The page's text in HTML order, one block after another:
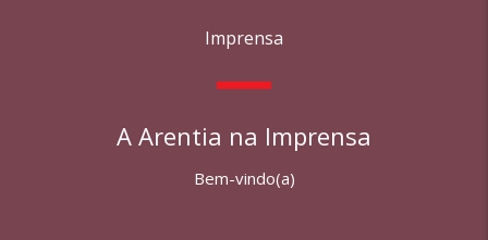
Imprensa
A Arentia na Imprensa
Bem-vindo(a)